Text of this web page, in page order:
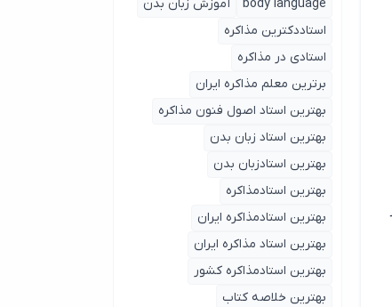
body language
آموزش زبان بدن
استاددکترین مذاکره
استادی در مذاکره
برترین معلم مذاکره ایران
بهترین استاد اصول ‌فنون مذاکره
بهترین استاد زبان بدن
بهترین استادزبان بدن
بهترین استادمذاکره
بهترین استادمذاکره ایران
بهترین استاد مذاکره ایران
بهترین استادمذاکره کشور
بهترین خلاصه کتاب